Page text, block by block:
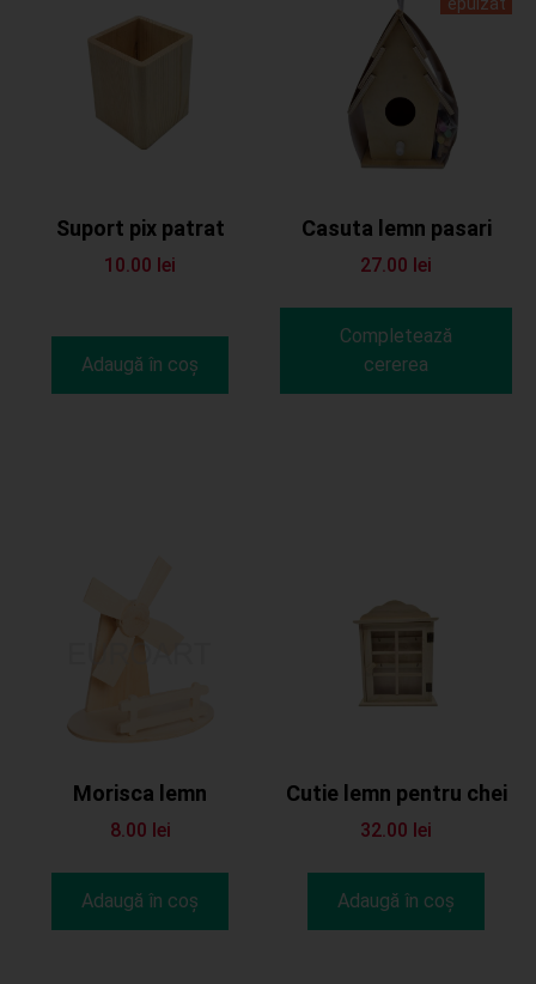
Suport pix patrat
10.00 lei
Adaugă în coș
Casuta lemn pasari
27.00 lei
Completează
cererea
Morisca lemn
8.00 lei
Adaugă în coș
Cutie lemn pentru chei
32.00 lei
Adaugă în coș